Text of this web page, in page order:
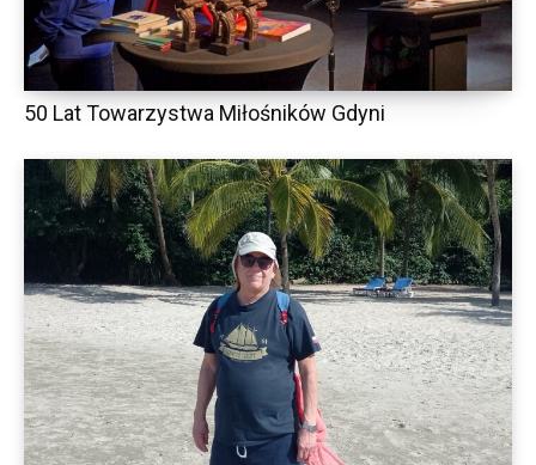
50 Lat Towarzystwa Miłośników Gdyni